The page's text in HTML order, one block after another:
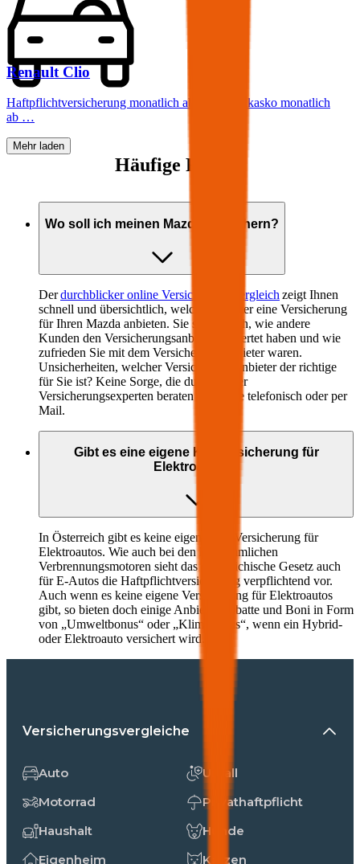
Renault Clio
Haftpflichtversicherung monatlich ab
Vollkasko monatlich
ab …
Mehr laden
Häufige Fragen
Wo soll ich meinen Mazda versichern?
Derdurchblicker online Versicherungsvergleich zeigt Ihnen
schnell und übersichtlich, welche Anbieter eine Versicherung
für Ihren Mazda anbieten. Sie sehen auch, wie andere
Kunden den Versicherungsanbieter bewertet haben und wie
zufrieden Sie mit dem Versicherungsanbieter waren.
Unsicherheiten, welcher Versicherungsanbieter der richtige
für Sie ist? Keine Sorge, die durchblicker
Versicherungsexperten beraten Sie gerne telefonisch oder per
Mail.
Gibt es eine eigene Kfz-Versicherung für
Elektroautos?
In Österreich gibt es keine eigene Kfz-Versicherung für
Elektroautos. Wie auch bei den herkömmlichen
Verbrennungsmotoren sieht das österreichische Gesetz auch
für E-Autos die Haftpflichtversicherung verpflichtend vor.
Auch wenn es keine eigene Versicherung für Elektroautos
gibt, so bieten doch einige Anbieter Rabatte und Boni in Form
von „Umweltbonus“ oder „Klimabonus“, wenn ein Hybrid-
oder Elektroauto versichert wird.
Versicherungsvergleiche
Auto
Motorrad
Haushalt
Eigenheim
Unfall
Privathaftpflicht
Hunde
Katzen